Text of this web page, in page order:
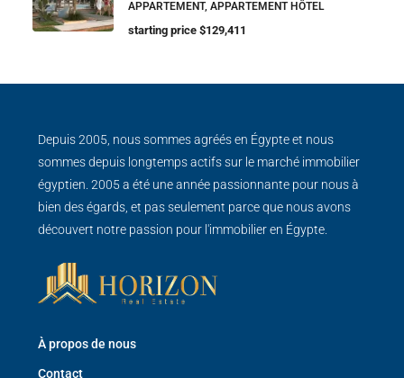
APPARTEMENT, APPARTEMENT HÔTEL
starting price $129,411
Depuis 2005, nous sommes agréés en Égypte et nous
sommes depuis longtemps actifs sur le marché immobilier
égyptien. 2005 a été une année passionnante pour nous à
bien des égards, et pas seulement parce que nous avons
découvert notre passion pour l'immobilier en Égypte.
À propos de nous
Contact